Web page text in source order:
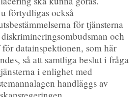
förtydligas också
för tjänsterna
diskrimineringsombudsman och
datainspektionen, som här
så att samtliga beslut i fråga
i enlighet med
handläggs av